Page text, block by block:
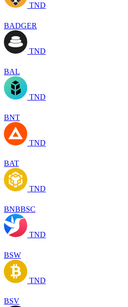
TND
BADGER
TND
BAL
TND
BNT
TND
BAT
TND
BNBBSC
TND
BSW
TND
BSV